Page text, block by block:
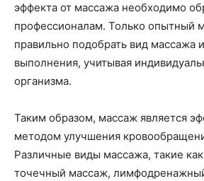
эффекта от массажа необходимо
профессионалам. Только опытный
правильно подобрать вид массажа
выполнения, учитывая
организма.
Таким образом, массаж является
методом улучшения
Различные виды массажа, такие
точечный массаж,